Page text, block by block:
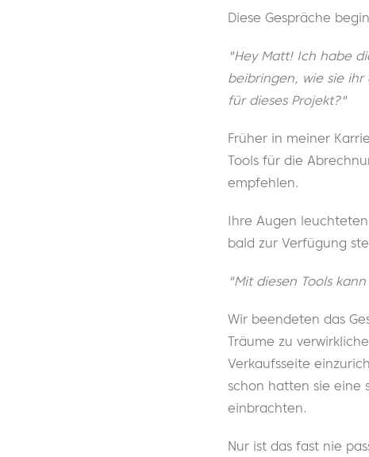
Diese Gespräche
"Hey Matt! Ich habe
beibringen, wie sie ihr
für dieses Projekt?"
Früher in meiner
Tools für die
empfehlen.
Ihre Augen
bald zur Verfügung
"Mit diesen Tools
Wir beendeten das
Träume zu
Verkaufsseite
schon hatten sie eine
einbrachten.
Nur ist das fast nie